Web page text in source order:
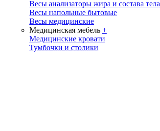
Весы анализаторы жира и состава тела
Весы напольные бытовые
Весы медицинские
Медицинская мебель +
Медицинские кровати
Тумбочки и столики